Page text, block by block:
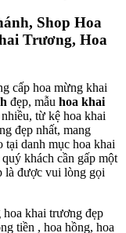
Shop Hoa
Trương, Hoa
cấp hoa mừng khai
đẹp, mẫu hoa khai
từ kệ hoa khai
đẹp nhất, mang
tại danh mục hoa khai
khách cần gấp một
là được vui lòng gọi
hoa khai trương đẹp
tiền , hoa hồng, hoa